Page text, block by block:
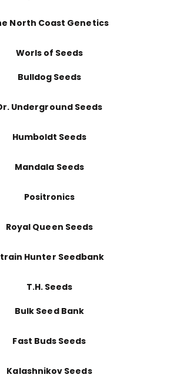
North Coast Genetics
Worls of Seeds
Bulldog Seeds
Underground Seeds
Humboldt Seeds
Mandala Seeds
Positronics
Royal Queen Seeds
Hunter Seedbank
T.H. Seeds
Bulk Seed Bank
Fast Buds Seeds
Kalashnikov Seeds